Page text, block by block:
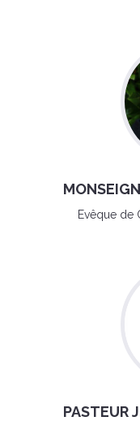
Evêque de
PASTEUR